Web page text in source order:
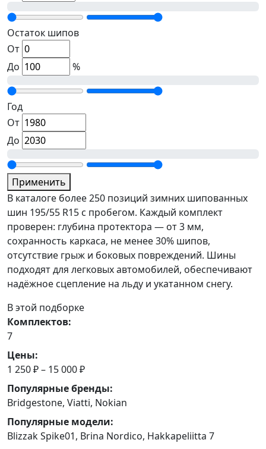
Остаток шипов
От
До
%
Год
От
До
Применить
В каталоге более 250 позиций зимних шипованных
шин 195/55 R15 с пробегом. Каждый комплект
проверен: глубина протектора — от 3 мм,
сохранность каркаса, не менее 30% шипов,
отсутствие грыж и боковых повреждений. Шины
подходят для легковых автомобилей, обеспечивают
надёжное сцепление на льду и укатанном снегу.
В этой подборке
Комплектов:
7
Цены:
1 250 ₽ – 15 000 ₽
Популярные бренды:
Bridgestone, Viatti, Nokian
Популярные модели:
Blizzak Spike01, Brina Nordico, Hakkapeliitta 7